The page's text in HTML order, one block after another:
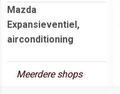
Mazda
Expansieventiel,
airconditioning
Meerdere shops